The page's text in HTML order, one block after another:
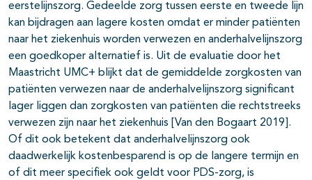
eerstelijnszorg. Gedeelde zorg tussen eerste en tweede lijn
kan bijdragen aan lagere kosten omdat er minder patiënten
naar het ziekenhuis worden verwezen en anderhalvelijnszorg
een goedkoper alternatief is. Uit de evaluatie door het
Maastricht UMC+ blijkt dat de gemiddelde zorgkosten van
patiënten verwezen naar de anderhalvelijnszorg significant
lager liggen dan zorgkosten van patiënten die rechtstreeks
verwezen zijn naar het ziekenhuis [Van den Bogaart 2019].
Of dit ook betekent dat anderhalvelijnszorg ook
daadwerkelijk kostenbesparend is op de langere termijn en
of dit meer specifiek ook geldt voor PDS-zorg, is